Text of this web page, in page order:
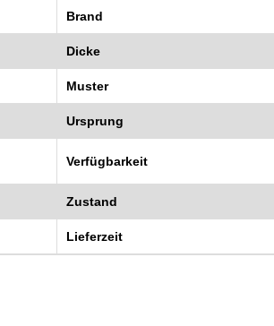
Brand
Dicke
Muster
Ursprung
Verfügbarkeit
Zustand
Lieferzeit